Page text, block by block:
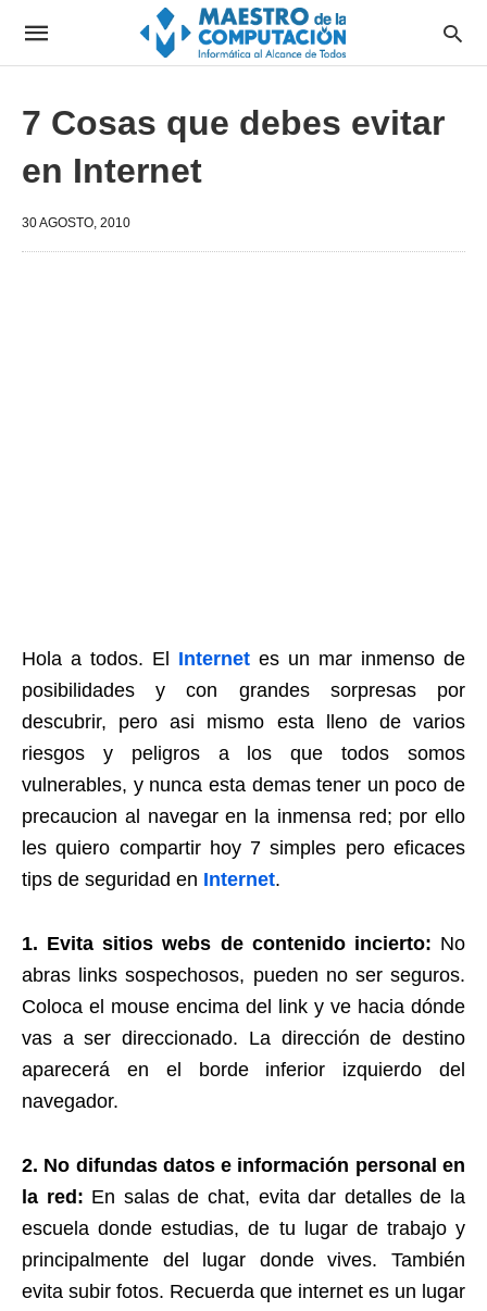
7 Cosas que debes evitar
en Internet
30 AGOSTO, 2010
Hola a todos. El Internet es un mar inmenso de
posibilidades y con grandes sorpresas por
descubrir, pero asi mismo esta lleno de varios
riesgos y peligros a los que todos somos
vulnerables, y nunca esta demas tener un poco de
precaucion al navegar en la inmensa red; por ello
les quiero compartir hoy 7 simples pero eficaces
tips de seguridad en Internet.
1. Evita sitios webs de contenido incierto: No
abras links sospechosos, pueden no ser seguros.
Coloca el mouse encima del link y ve hacia dónde
vas a ser direccionado. La dirección de destino
aparecerá en el borde inferior izquierdo del
navegador.
2. No difundas datos e información personal en
la red: En salas de chat, evita dar detalles de la
escuela donde estudias, de tu lugar de trabajo y
principalmente del lugar donde vives. También
evita subir fotos. Recuerda que internet es un lugar